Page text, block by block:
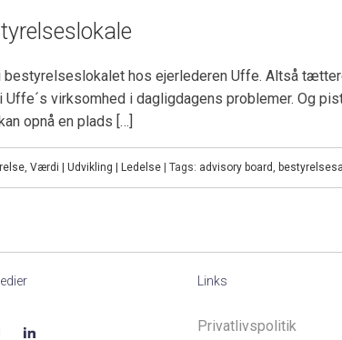
hos ejerlederen Uffe. Altså
virksomhed i dagligdagens problemer. Og
opnå en plads […]
, Værdi | Udvikling | Ledelse | Tags: advisory board,
Links
Privatlivspolitik